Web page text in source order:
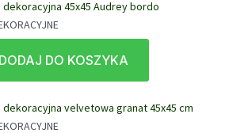
45×45 Audrey bordo
DODAJ DO KOSZYKA